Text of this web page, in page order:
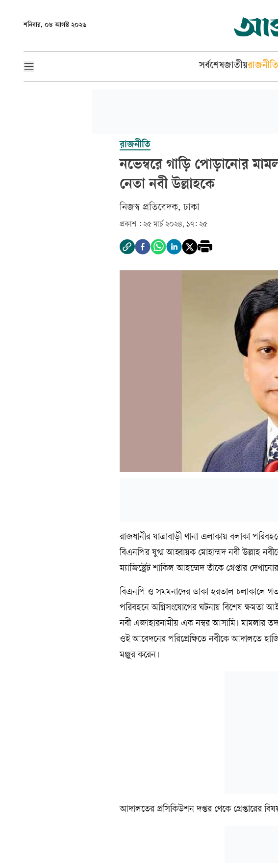
শনিবার, ০৮ আগস্ট ২০২৬
সর্বশেষজাতীয়রাজনীতি
রাজনীতি
নভেম্বরে গাড়ি পোড়ানোর
নেতা নবী উল্লাহকে
নিজস্ব প্রতিবেদক, ঢাকা
প্রকাশ : ২৫ মার্চ ২০২৪, ১৭: ২৫
রাজধানীর যাত্রাবাড়ী থানা এলাকায় বলাকা
বিএনপির যুগ্ম আহ্বায়ক মোহাম্মদ নবী উল্লাহ
ম্যাজিস্ট্রেট শাকিল আহম্মেদ তাঁকে গ্রেপ্তার
বিএনপি ও সমমনাদের ডাকা হরতাল চলাকালে গত
পরিবহনে অগ্নিসংযোগের ঘটনায় বিশেষ ক্ষমতা
নবী এজাহারনামীয় এক নম্বর আসামি। মামলার
ওই আবেদনের পরিপ্রেক্ষিতে নবীকে আদালতে
মঞ্জুর করেন।
আদালতের প্রসিকিউশন দপ্তর থেকে গ্রেপ্তারের